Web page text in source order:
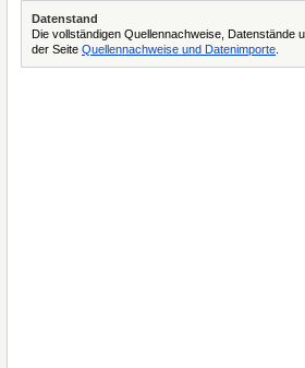
Datenstand
Die vollständigen Quellennachweise, Datenstände
der Seite Quellennachweise und Datenimporte